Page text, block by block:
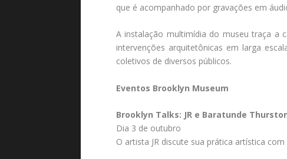
que é acompanhado por gravações em
A instalação multimídia do museu traça a
intervenções arquitetônicas em larga
coletivos de diversos públicos.
Eventos Brooklyn Museum
Brooklyn Talks: JR e Baratunde
Dia 3 de outubro
O artista JR discute sua prática artística